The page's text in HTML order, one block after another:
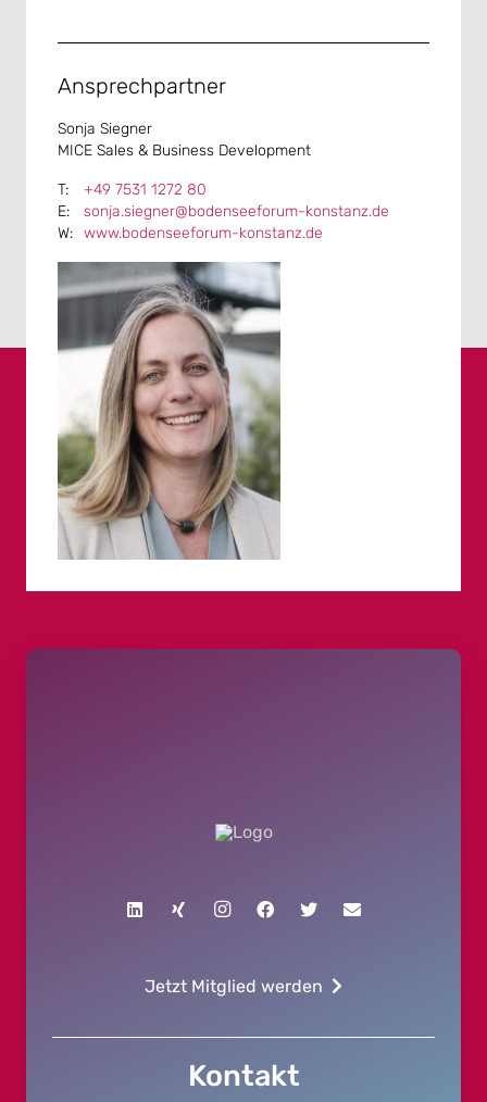
Ansprechpartner
Sonja Siegner
MICE Sales & Business Development
+49 7531 1272 80
sonja.siegner@bodenseeforum-konstanz.de
www.bodenseeforum-konstanz.de
Jetzt Mitglied werden
Kontakt